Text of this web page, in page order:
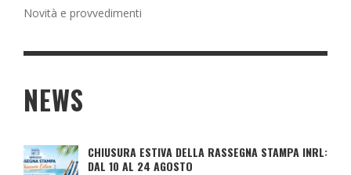
Novità e provvedimenti
NEWS
CHIUSURA ESTIVA DELLA RASSEGNA STAMPA INRL:
DAL 10 AL 24 AGOSTO